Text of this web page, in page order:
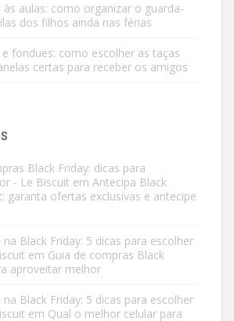
aulas: como organizar o guarda-
dos filhos ainda nas férias
fondues: como escolher as taças
certas para receber os amigos
Black Friday: dicas para
- Le Biscuit em Antecipa Black
garanta ofertas exclusivas e antecipe
Black Friday: 5 dicas para escolher
em Guia de compras Black
aproveitar melhor
Black Friday: 5 dicas para escolher
em Qual o melhor celular para